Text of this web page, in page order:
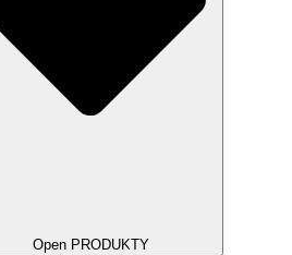
Open PRODUKTY